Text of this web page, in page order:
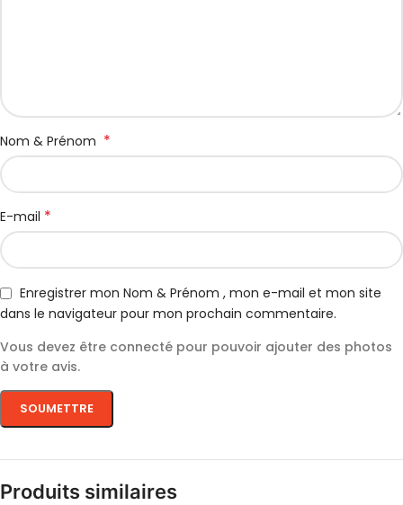
Nom & Prénom *
E-mail *
Enregistrer mon Nom & Prénom , mon e-mail et mon site
dans le navigateur pour mon prochain commentaire.
Vous devez être connecté pour pouvoir ajouter des photos
à votre avis.
Produits similaires